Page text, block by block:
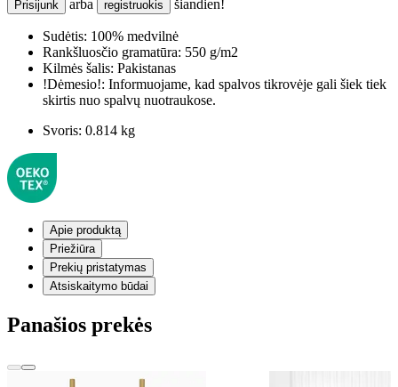
Prisijunk arba registruokis šiandien!
Sudėtis: 100% medvilnė
Rankšluosčio gramatūra: 550 g/m2
Kilmės šalis: Pakistanas
!Dėmesio!: Informuojame, kad spalvos tikrovėje gali šiek tiek
skirtis nuo spalvų nuotraukose.
Svoris: 0.814 kg
Apie produktą
Priežiūra
Prekių pristatymas
Atsiskaitymo būdai
Panašios prekės